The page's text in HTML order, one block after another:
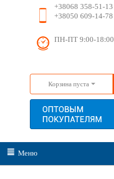
+38068 358-51-13
+38050 609-14-78
ПН-ПТ 9:00-18:00
Корзина пуста
Меню